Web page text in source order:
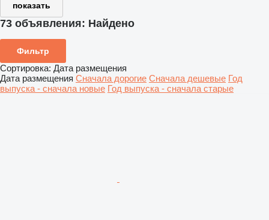
показать
73 объявления: Найдено
Фильтр
Сортировка: Дата размещения
Дата размещения Сначала дорогие Сначала дешевые Год
выпуска - сначала новые Год выпуска - сначала старые